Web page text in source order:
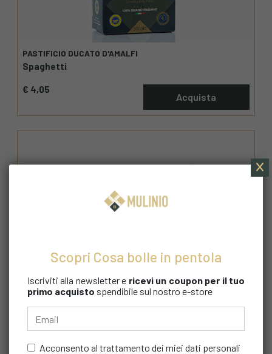
PASTIFICIO DUCATO D'AMALFI
Spaghetti
€ 4,05
Acquista
Scopri Cosa bolle in pentola
Iscriviti alla newsletter e ricevi un coupon per il tuo
primo acquisto spendibile sul nostro e-store
Acconsento al trattamento dei miei dati personali